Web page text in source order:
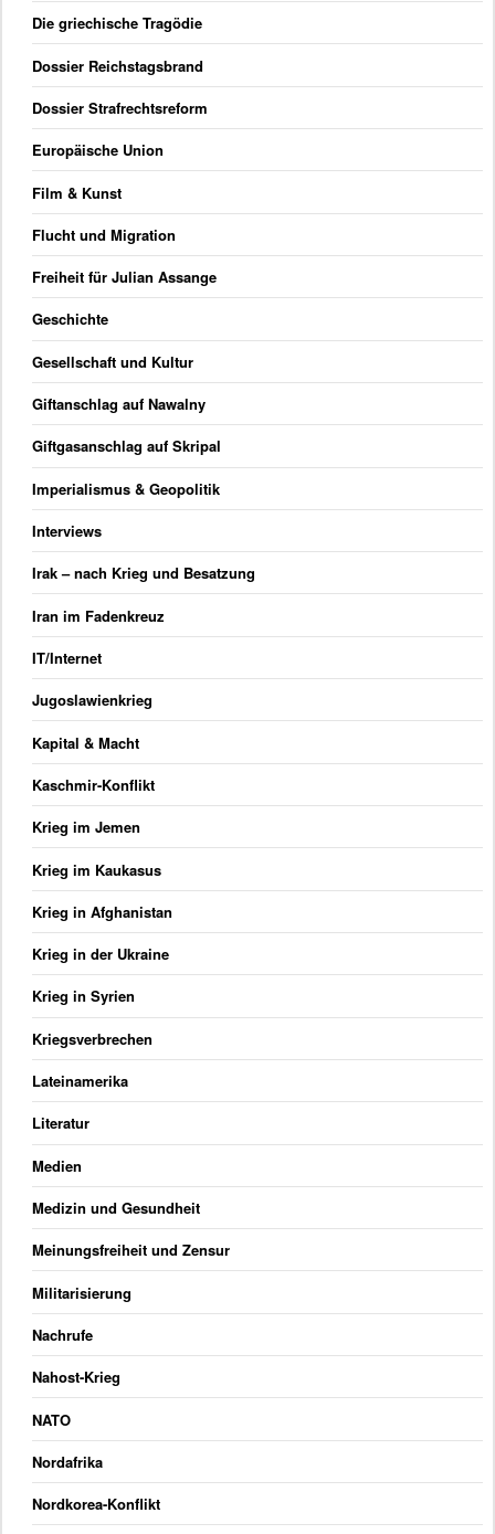
Die griechische Tragödie
Dossier Reichstagsbrand
Dossier Strafrechtsreform
Europäische Union
Film & Kunst
Flucht und Migration
Freiheit für Julian Assange
Geschichte
Gesellschaft und Kultur
Giftanschlag auf Nawalny
Giftgasanschlag auf Skripal
Imperialismus & Geopolitik
Interviews
Irak – nach Krieg und Besatzung
Iran im Fadenkreuz
IT/Internet
Jugoslawienkrieg
Kapital & Macht
Kaschmir-Konflikt
Krieg im Jemen
Krieg im Kaukasus
Krieg in Afghanistan
Krieg in der Ukraine
Krieg in Syrien
Kriegsverbrechen
Lateinamerika
Literatur
Medien
Medizin und Gesundheit
Meinungsfreiheit und Zensur
Militarisierung
Nachrufe
Nahost-Krieg
NATO
Nordafrika
Nordkorea-Konflikt